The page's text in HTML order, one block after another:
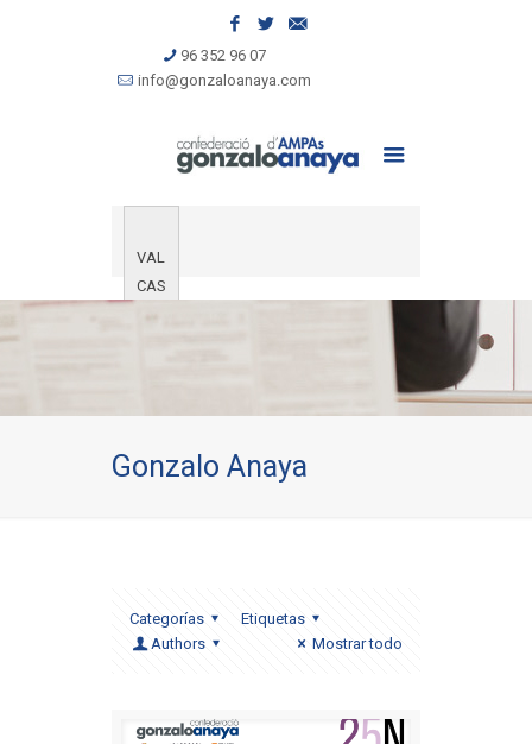
96 352 96 07
info@gonzaloanaya.com
VAL
CAS
Gonzalo Anaya
Categorías
Etiquetas
Authors
Mostrar todo